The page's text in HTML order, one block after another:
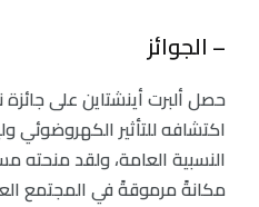
– الجوائز
اكتشافه للتأثير
النسبية العامة، ولقد منحته
مكانةً مرموقةً في المجتمع